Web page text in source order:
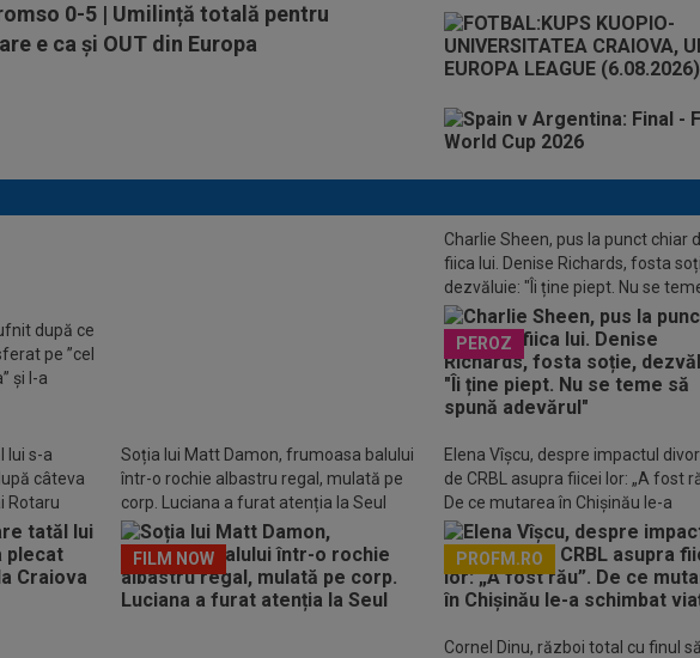
0-5 | Umilință totală pentru
e ca și OUT din Europa
după ce
pe ”cel
și l-a
Charlie Sheen, pus la punct chiar
fiica lui. Denise Richards, fosta
dezvăluie: "Îi ține piept. Nu se
spună adevărul"
PEROZ
lui s-a
câteva
Rotaru
Soția lui Matt Damon, frumoasa balului
într-o rochie albastru regal, mulată pe
corp. Luciana a furat atenția la Seul
FILM NOW
Elena Vîșcu, despre impactul
de CRBL asupra fiicei lor: „A fost
De ce mutarea în Chișinău le-a
schimbat viața
PROFM.RO
Cornel Dinu, război total cu finul